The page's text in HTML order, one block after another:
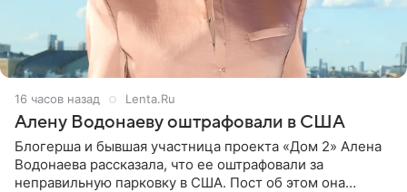
16 часов назад Lenta.Ru
Алену Водонаеву оштрафовали в США
Блогерша и бывшая участница проекта «Дом 2» Алена
Водонаева рассказала, что ее оштрафовали за
неправильную парковку в США. Пост об этом она